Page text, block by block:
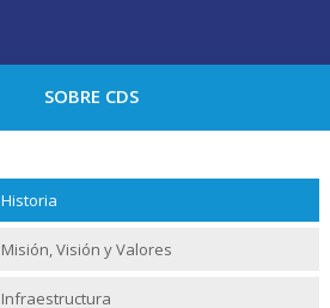
SOBRE CDS
Historia
Misión, Visión y Valores
Infraestructura